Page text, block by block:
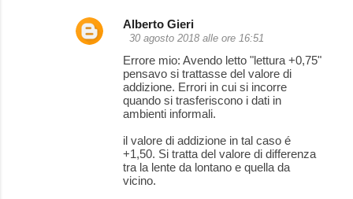
Alberto Gieri
30 agosto 2018 alle ore 16:51
Errore mio: Avendo letto "lettura +0,75"
pensavo si trattasse del valore di
addizione. Errori in cui si incorre
quando si trasferiscono i dati in
ambienti informali.
il valore di addizione in tal caso é
+1,50. Si tratta del valore di differenza
tra la lente da lontano e quella da
vicino.